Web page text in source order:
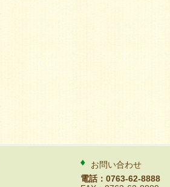
お問い合わせ
電話：0763-62-8888